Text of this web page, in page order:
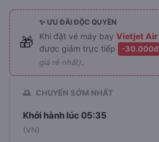
🎁
✨ ƯU ĐÃI ĐỘC QUYỀN
Khi đặt vé máy bay Vietjet Air
được giảm trực tiếp
-30.000đ
giá rẻ nhất).
🌅 CHUYẾN SỚM NHẤT
Khởi hành lúc 05:35
(VN)